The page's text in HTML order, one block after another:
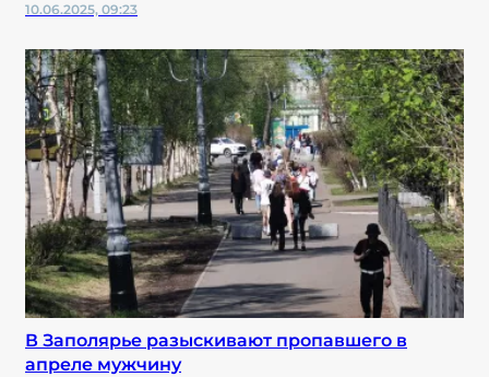
10.06.2025, 09:23
В Заполярье разыскивают пропавшего в
апреле мужчину